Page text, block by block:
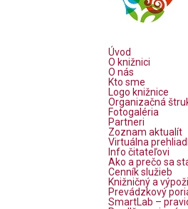
Úvod
O knižnici
O nás
Kto sme
Logo knižnice
Organizačná
Fotogaléria
Partneri
Zoznam aktualít
Virtuálna
Info čitateľovi
Ako a prečo sa
Cenník služieb
Knižničný a
Prevádzkový
SmartLab –